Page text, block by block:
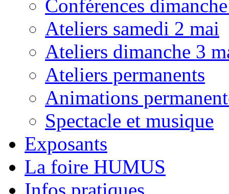
Conférences
Ateliers samedi 2 mai
Ateliers dimanche 3
Ateliers permanents
Animations
Spectacle et musique
Exposants
La foire HUMUS
Infos pratiques